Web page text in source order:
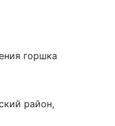
горшка
район,